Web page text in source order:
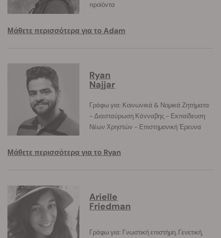
προϊόντα
Μάθετε περισσότερα για το Adam
Ryan
Najjar
Γράφω για: Κοινωνικά & Νομικά Ζητήματα
- Διασταύρωση Κάνναβης - Εκπαίδευση
Νέων Χρηστών - Επιστημονική Έρευνα
Μάθετε περισσότερα για το Ryan
Arielle
Friedman
Γράφω για: Γνωστική επιστήμη, Γενετική,